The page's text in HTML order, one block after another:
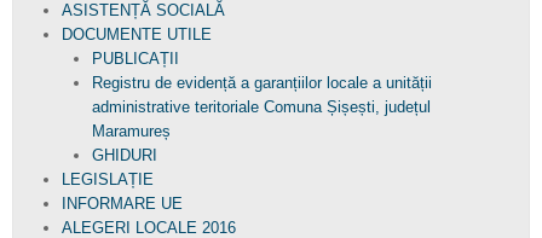
ASISTENȚĂ SOCIALĂ
DOCUMENTE UTILE
PUBLICAȚII
Registru de evidență a garanțiilor locale a unității
administrative teritoriale Comuna Șișești, județul
Maramureș
GHIDURI
LEGISLAȚIE
INFORMARE UE
ALEGERI LOCALE 2016